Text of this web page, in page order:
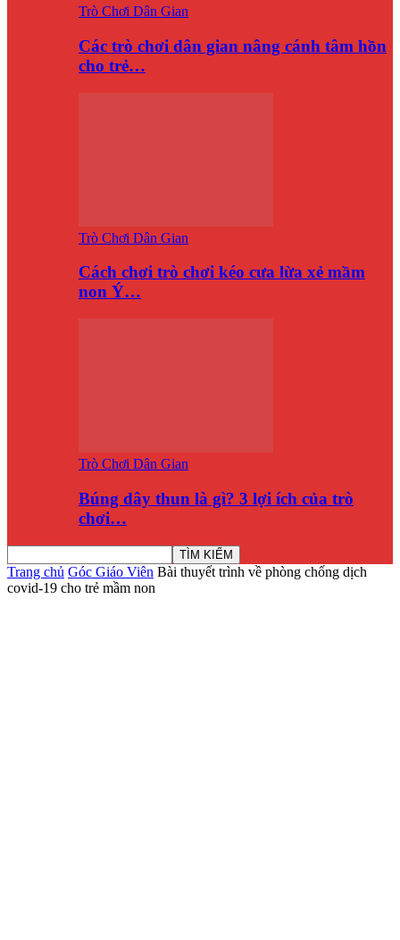
Trò Chơi Dân Gian
Các trò chơi dân gian nâng cánh tâm hồn
cho trẻ…
Trò Chơi Dân Gian
Cách chơi trò chơi kéo cưa lừa xẻ mầm
non Ý…
Trò Chơi Dân Gian
Búng dây thun là gì? 3 lợi ích của trò
chơi…
Trang chủ Góc Giáo Viên Bài thuyết trình về phòng chống dịch
covid-19 cho trẻ mầm non